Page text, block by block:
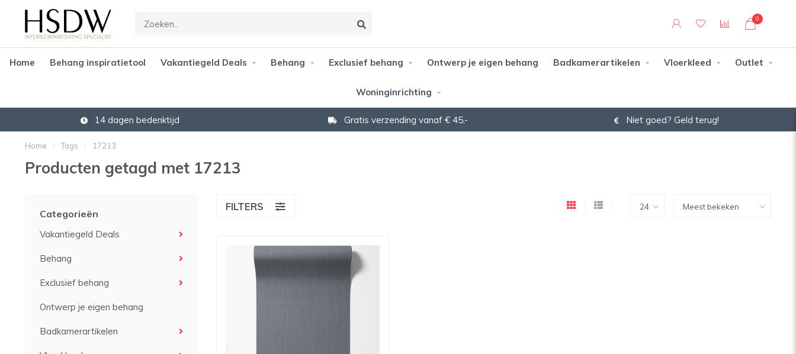
0
Home Behang inspiratietool Vakantiegeld Deals Behang Exclusief behang Ontwerp je eigen behang Badkamerartikelen Vloerkleed Outlet
Woninginrichting
14 dagen bedenktijd Gratis verzending vanaf € 45,- Niet goed? Geld terug!
Home / Tags / 17213
Producten getagd met 17213
Categorieën
Vakantiegeld Deals
Behang
Exclusief behang
Ontwerp je eigen behang
Badkamerartikelen
FILTERS